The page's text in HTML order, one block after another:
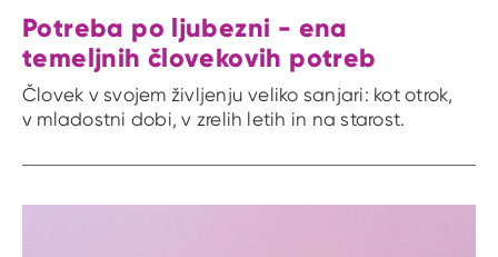
Potreba po ljubezni - ena
temeljnih človekovih potreb
Človek v svojem življenju veliko sanjari: kot otrok,
v mladostni dobi, v zrelih letih in na starost.